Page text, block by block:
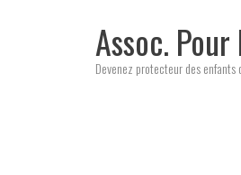
Assoc.
Devenez protecteur des enfants